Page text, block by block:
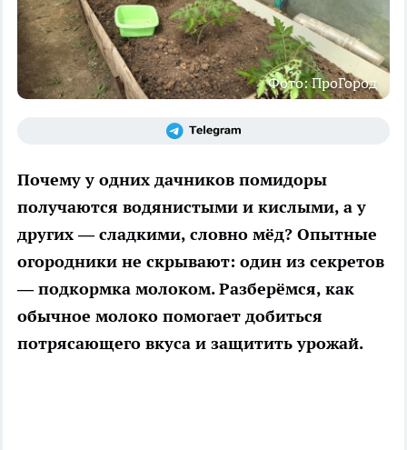
Фото: ПроГород
Почему у одних дачников помидоры
получаются водянистыми и кислыми, а у
других — сладкими, словно мёд? Опытные
огородники не скрывают: один из секретов
—подкормка молоком. Разберёмся, как
обычное молоко помогает добиться
потрясающего вкуса и защитить урожай.